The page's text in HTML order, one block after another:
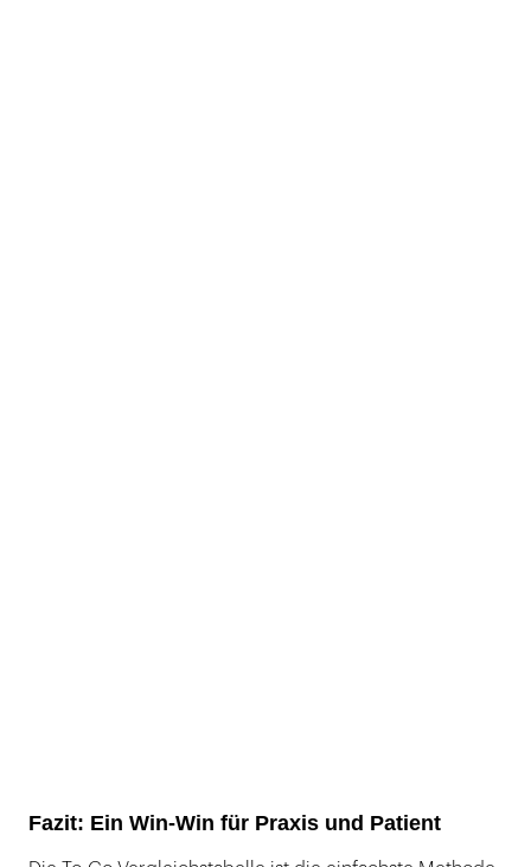
Fazit: Ein Win-Win für Praxis und Patient